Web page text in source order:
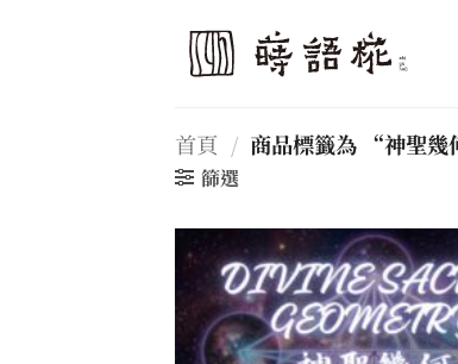
首頁 / 商品標籤為 “神聖幾
篩選